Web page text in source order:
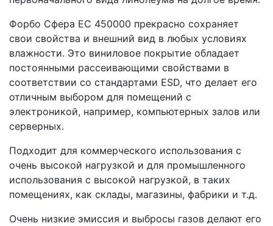
Форбо Сфера ЕС 450000 прекрасно сохраняет
свои свойства и внешний вид в любых условиях
влажности. Это виниловое покрытие обладает
постоянными рассеивающими свойствами в
соответствии со стандартами ESD, что делает его
отличным выбором для помещений с
электроникой, например, компьютерных залов или
серверных.
Подходит для коммерческого использования с
очень высокой нагрузкой и для промышленного
использования с высокой нагрузкой, в таких
помещениях, как склады, магазины, фабрики и т.д.
Очень низкие эмиссия и выбросы газов делают его